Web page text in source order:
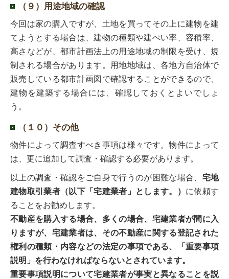
（９）用途地域の確認
今回は家の購入ですが、土地を買ってその上に建物を建
てようとする場合は、建物の種類や建ぺい率、容積率、
高さなどが、都市計画法上の用途地域の制限を受け、規
制される場合があります。用地地域は、各地方自治体で
販売している都市計画図で確認することができるので、
建物を建築する場合には、確認しておくとよいでしょ
う。
（１０）その他
物件によって調査すべき事項は様々です。物件によって
は、更に追加して調査・確認する必要があります。
以上の調査・確認をご自身で行うのが困難な場合、 宅地
建物取引業者（以下「宅建業者」とします。） に依頼す
ることをお勧めします。
不動産を購入する場合、多くの場合、宅建業者が間に入
りますが、宅建業者は、その不動産に関する登記された
権利の種類・内容などの法定の事項である、「重要事項
説明」を行わなければならないとされています。
重要事項説明について宅建業者が事実と異なることを説